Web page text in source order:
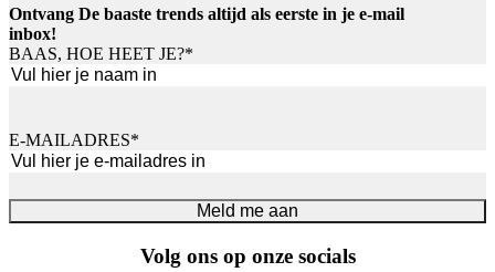
Ontvang De baaste trends altijd als eerste in je e-mail
inbox!
BAAS, HOE HEET JE?*
E-MAILADRES*
Meld me aan
Volg ons op onze socials